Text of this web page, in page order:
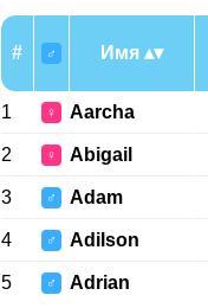
# ♂ Имя
1 ♀ Aarcha
2 ♀ Abigail
3 ♂ Adam
4 ♂ Adilson
5 ♂ Adrian